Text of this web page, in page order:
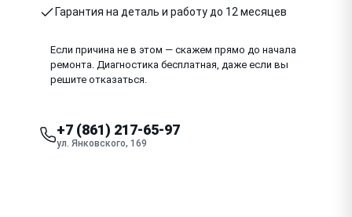
Гарантия на деталь и работу до 12 месяцев
Если причина не в этом — скажем прямо до начала
ремонта. Диагностика бесплатная, даже если вы
решите отказаться.
+7 (861) 217-65-97
ул. Янковского, 169